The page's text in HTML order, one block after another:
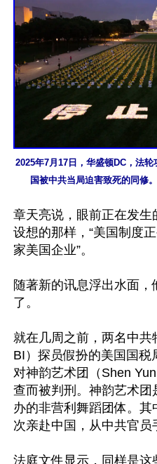
2025年7月17日，华盛顿DC，法
国被中共当局迫害致死的同修
章天亮说，眼前正在发
设想的那样，“美国制度
家美国企业”。
随著新的讯息浮出水面
了。
就在几周之前，两名中
BI）探员假扮的美国国
对神韵艺术团（Shen
查而被判刑。神韵艺术团
办的非营利舞蹈团体。
次亲赴中国，从中共官员
法庭文件显示，同样是